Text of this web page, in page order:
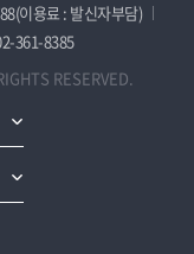
이용료 : 발신자부담)
361-8385
RESERVED.